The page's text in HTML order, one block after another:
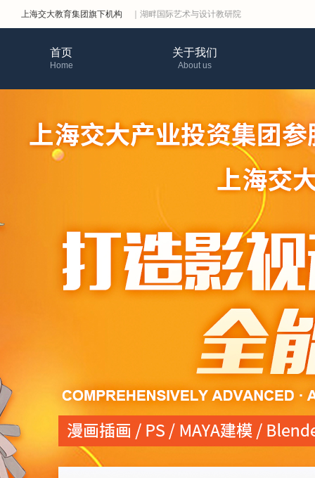
上海交大教育集团旗下机构 ｜湖畔国际艺术与设计教研院
首页
Home
关于我们
About us